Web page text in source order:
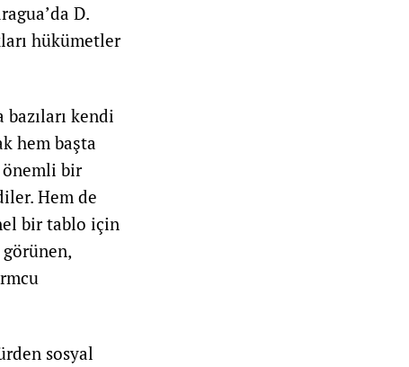
D.
hükümetler
kendi
hem başta
önemli bir
Hem de
bir tablo için
sosyal